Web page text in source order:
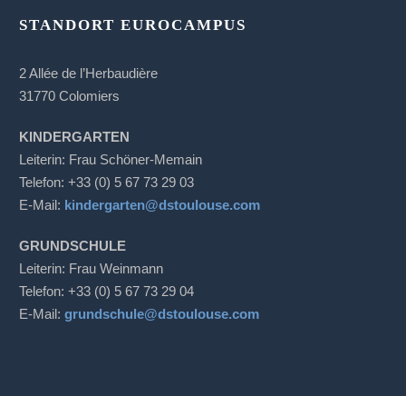
STANDORT EUROCAMPUS
2 Allée de l’Herbaudière
31770 Colomiers
KINDERGARTEN
Leiterin: Frau Schöner-Memain
Telefon: +33 (0) 5 67 73 29 03
E-Mail: kindergarten@dstoulouse.com
GRUNDSCHULE
Leiterin: Frau Weinmann
Telefon: +33 (0) 5 67 73 29 04
E-Mail:grundschule@dstoulouse.com